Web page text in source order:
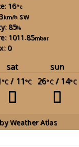
16°c
km/h sw
85%
1011.85mbar
0
sat
sun
°C / 11°C 26°C/ 14°C
Weather Atlas